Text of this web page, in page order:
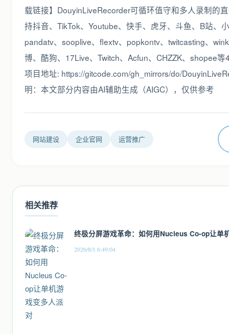
载链接】DouyinLiveRecorder可循环值守和多人录制的
持抖音、TikTok、Youtube、快手、虎牙、斗鱼、B站、
pandatv、sooplive、flextv、popkontv、twitcasting、
博、酷狗、17Live、Twitch、Acfun、CHZZK、shopee
项目地址: https://gitcode.com/gh_mirrors/do/
明：本文部分内容由AI辅助生成（AIGC），仅供参考
网站建设 企业官网 运营推广
相关推荐
终极分屏游戏革命：如何用Nucleus Co-op让单
2026/8/1 6:49:04